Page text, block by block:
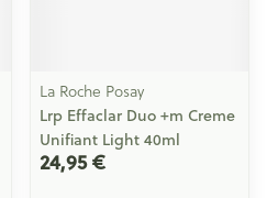
La Roche Posay
Lrp Effaclar Duo +m Creme
Unifiant Light 40ml
24,95 €